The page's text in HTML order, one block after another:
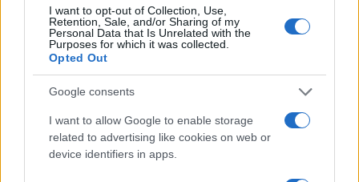
I want to opt-out of Collection, Use,
Retention, Sale, and/or Sharing of my
Personal Data that Is Unrelated with the
Purposes for which it was collected.
Opted Out
Google consents
I want to allow Google to enable storage
related to advertising like cookies on web or
device identifiers in apps.